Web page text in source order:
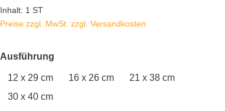
Inhalt: 1 ST
Preise zzgl. MwSt. zzgl. Versandkosten
Ausführung
12 x 29 cm 16 x 26 cm
21 x 38 cm
30 x 40 cm